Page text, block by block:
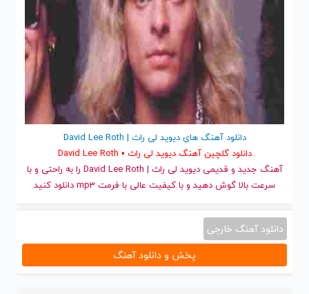
دانلود آهنگ های دیوید لی راث | David Lee Roth
دانلود گلچین آهنگ دیوید لی راث • David Lee Roth
آهنگ جدید
و قدیمی دیوید لی راث | David Lee Roth را به راحتی و با
سرعت بالا گوش دهید و با کیفیت عالی با فرمت mp3 دانلود کنید
دانلود آهنگ خارجی
پخش و دانلود آهنگ